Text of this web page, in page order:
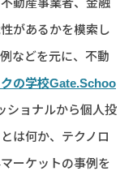
動産事業者、金融
があるかを模索し
などを元に、不動
の学校Gate.Schoo
ショナルから個人投
は何か、テクノロ
ーケットの事例を